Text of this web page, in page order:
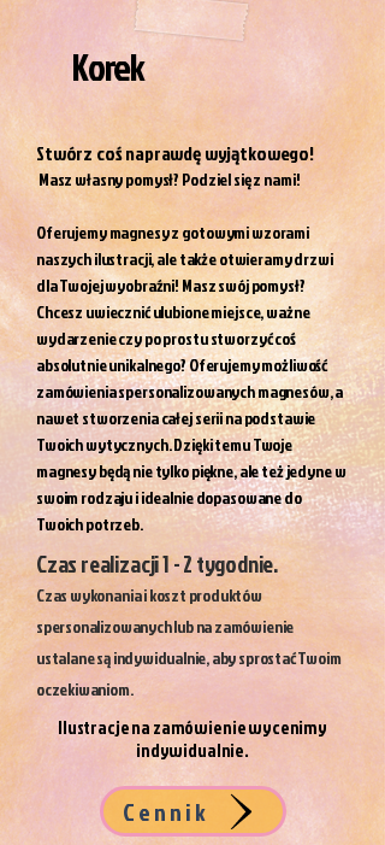
Korek
Stwórz coś naprawdę wyjątkowego!
Masz własny pomysł? Podziel się z nami!
Oferujemy magnesy z gotowymi wzorami
naszych ilustracji, ale także otwieramy drzwi
dla Twojej wyobraźni! Masz swój pomysł?
Chcesz uwiecznić ulubione miejsce, ważne
wydarzenie czy po prostu stworzyć coś
absolutnie unikalnego? Oferujemy możliwość
zamówienia spersonalizowanych magnesów, a
nawet stworzenia całej serii na podstawie
Twoich wytycznych. Dzięki temu Twoje
magnesy będą nie tylko piękne, ale też jedyne w
swoim rodzaju i idealnie dopasowane do
Twoich potrzeb.
Czas realizacji 1 - 2 tygodnie.
Czas wykonania i koszt produktów
spersonalizowanych lub na zamówienie
ustalane są indywidualnie, aby sprostać Twoim
oczekiwaniom.
​Ilustracje na zamówienie wycenimy
indywidualnie.
Cennik